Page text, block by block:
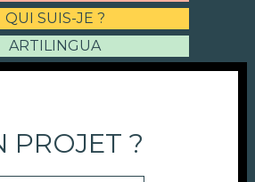
QUI SUIS-JE ?
ARTILINGUA
PROJET ?